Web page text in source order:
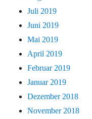
Juli 2019
Juni 2019
Mai 2019
April 2019
Februar 2019
Januar 2019
Dezember 2018
November 2018